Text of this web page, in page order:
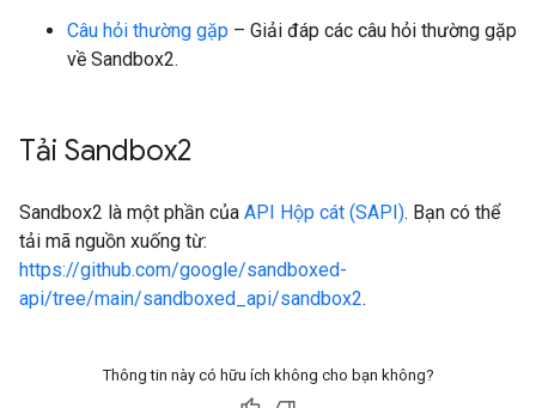
Câu hỏi thường gặp – Giải đáp các câu hỏi thường gặp
về Sandbox2.
Tải Sandbox2
Sandbox2 là một phần của API Hộp cát (SAPI). Bạn có thể
tải mã nguồn xuống từ:
https://github.com/google/sandboxed-
api/tree/main/sandboxed_api/sandbox2.
Thông tin này có hữu ích không cho bạn không?